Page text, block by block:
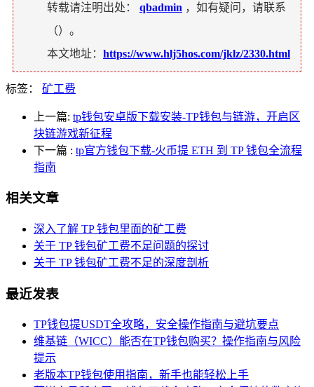
转载请注明出处： qbadmin ，如有疑问，请联系
（）。
本文地址： https://www.hlj5hos.com/jklz/2330.html
标签： 矿工费
上一篇: tp钱包安卓版下载安装-TP钱包与链游，开启区
块链游戏新征程
下一篇 : tp官方钱包下载-火币提 ETH 到 TP 钱包全流程
指南
相关文章
深入了解 TP 钱包里面的矿工费
关于 TP 钱包矿工费不足问题的探讨
关于 TP 钱包矿工费不足的深度剖析
最近发表
TP钱包提USDT全攻略，安全操作指南与避坑要点
维基链（WICC）能否在TP钱包购买？操作指南与风险
提示
老版本TP钱包使用指南，新手也能轻松上手